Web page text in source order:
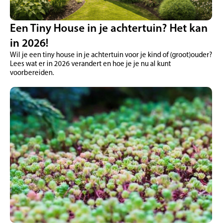
Een Tiny House in je achtertuin? Het kan
in 2026!
Wil je een tiny house in je achtertuin voor je kind of (groot)ouder?
Lees wat er in 2026 verandert en hoe je je nu al kunt
voorbereiden.